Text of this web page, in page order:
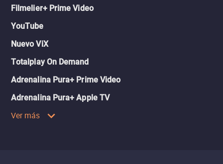
Filmelier+ Prime Video
YouTube
Nuevo ViX
Totalplay On Demand
Adrenalina Pura+ Prime Video
Adrenalina Pura+ Apple TV
Ver más